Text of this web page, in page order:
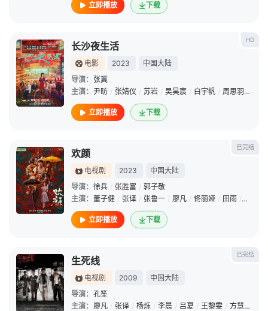
立即播放 下载
HD
长沙夜生活
电影 2023
中国大陆
导演： 张冀
主演： 尹昉 / 张婧仪 / 苏岩 / 吴昊宸 / 白宇帆 / 周思羽 /
立即播放 下载
已完结
欢颜
电视剧 2023
中国大陆
导演： 徐兵 / 张胜富 / 郭子敬
主演： 董子健 / 张译 / 张鲁一 / 廖凡 / 佟丽娅 / 田雨 / 吴晓亮
立即播放 下载
已完结
生死线
电视剧 2009
中国大陆
导演： 孔笙
主演： 廖凡 / 张译 / 杨烁 / 李晨 / 吕夏 / 王黎雯 / 方慧 /